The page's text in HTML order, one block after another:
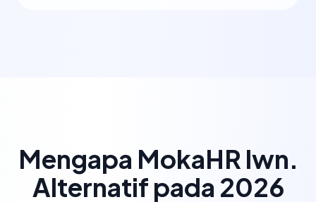
Mengapa MokaHR lwn.
Alternatif pada 2026